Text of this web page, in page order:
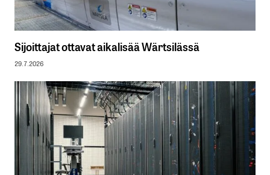
Sijoittajat ottavat aikalisää Wärtsilässä
29.7.2026